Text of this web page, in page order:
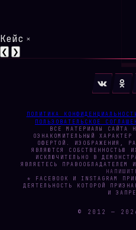
Кейс ×
❮ ❯
ПОЛИТИКА
ПОЛЬЗОВАТЕЛЬСКОЕ
ВСЕ МАТЕРИАЛЫ САЙТА
ОЗНАКОМИТЕЛЬНЫЙ
ОФЕРТОЙ. ИЗОБРАЖЕНИЯ,
ЯВЛЯЮТСЯ СОБСТВЕННОСТЬЮ
ИСКЛЮЧИТЕЛЬНО В
ЯВЛЯЕТЕСЬ ПРАВООБЛАДАТЕЛЕМ
* FACEBOOK И INSTAGRAM
ДЕЯТЕЛЬНОСТЬ КОТОРОЙ
И
© 2012 —